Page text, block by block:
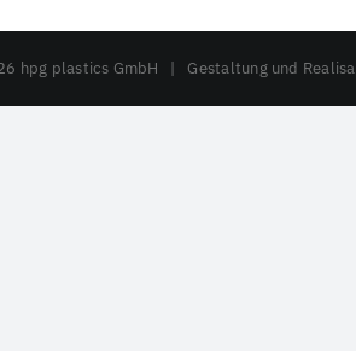
hpg plastics GmbH | Gestaltung und